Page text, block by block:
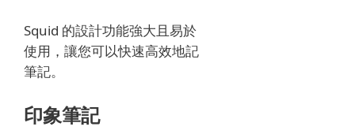
Squid 的設計功能強大且易於
使用，讓您可以快速高效地記
筆記。
印象筆記